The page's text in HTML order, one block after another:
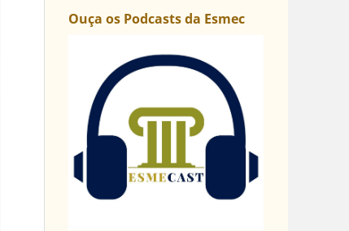
Ouça os Podcasts da Esmec